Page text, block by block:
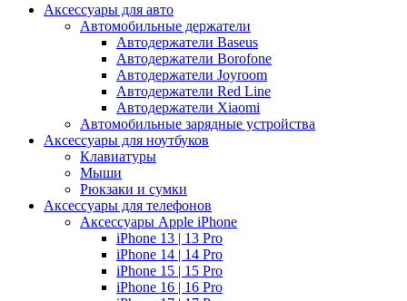
Аксессуары для авто
Автомобильные держатели
Автодержатели Baseus
Автодержатели Borofone
Автодержатели Joyroom
Автодержатели Red Line
Автодержатели Xiaomi
Автомобильные зарядные устройства
Аксессуары для ноутбуков
Клавиатуры
Мыши
Рюкзаки и сумки
Аксессуары для телефонов
Аксессуары Apple iPhone
iPhone 13 | 13 Pro
iPhone 14 | 14 Pro
iPhone 15 | 15 Pro
iPhone 16 | 16 Pro